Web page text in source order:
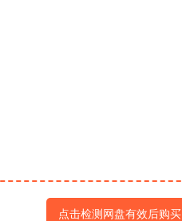
点击检测网盘有效后购买